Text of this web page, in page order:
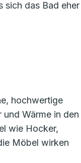
sich das Bad eher
hochwertige
Wärme in den
wie Hocker,
Möbel wirken